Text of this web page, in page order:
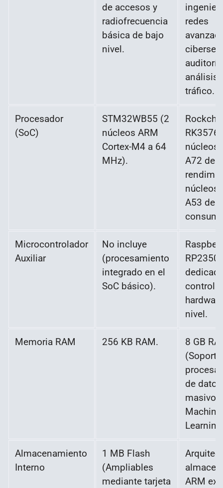
de accesos y
radiofrecuencia
básica de bajo
nivel.
redes
análisis
tráfico.
Procesador
(SoC)
STM32WB55 (2
núcleos ARM
Cortex-M4 a 64
MHz).
RK3576
núcleos
A72 de
núcleos
A53 de
Microcontrolador
Auxiliar
No incluye
(procesamiento
integrado en el
SoC básico).
RP2350
control
nivel.
Memoria RAM 256 KB RAM.
8 GB
(Soporta
de datos
masivos
Machine
Almacenamiento
Interno
1 MB Flash
(Ampliables
mediante tarjeta
ARM